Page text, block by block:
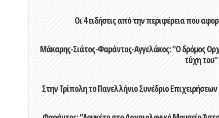
Οι 4 ειδήσεις από την περιφέρεια που
Μάκαρης-Σιάτος-Φαράντος-Αγγελάκος: "Ο δρόμος
τύχη του"
Στην Τρίπολη το Πανελλήνιο Συνέδριο